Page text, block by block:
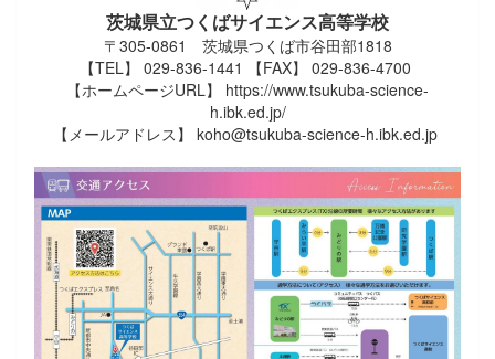
茨城県立つくばサイエンス高等学校
〒305-0861 茨城県つくば市谷田部1818
【TEL】 029-836-1441 【FAX】 029-836-4700
【ホームページURL】 https://www.tsukuba-science-
h.ibk.ed.jp/
【メールアドレス】 koho@tsukuba-science-h.ibk.ed.jp